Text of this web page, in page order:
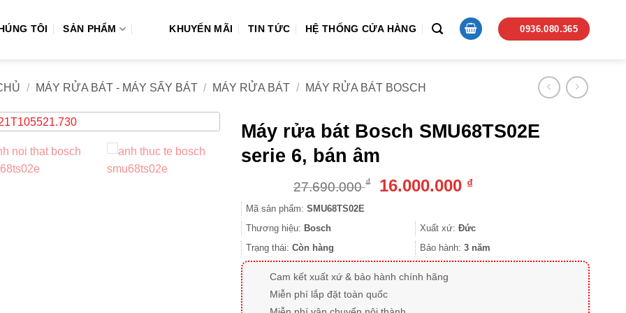
TÔI SẢN PHẨM KHUYẾN MÃI TIN TỨC HỆ THỐNG CỬA HÀNG 0936.080.365
/ MÁY RỬA BÁT - MÁY SẤY BÁT / MÁY RỬA BÁT / MÁY RỬA BÁT BOSCH
Máy rửa bát Bosch SMU68TS02E
serie 6, bán âm
27.690.000₫
Giá
27.690.000 ₫.
16.000.000 ₫Giá
là:
16.000.000 ₫.
Mã sản phẩm: SMU68TS02E
Thương hiệu: Bosch Xuất xứ:Đức
Trạng thái: Còn hàng Bảo hành:3 năm
Cam kết xuất xứ & bảo hành chính hãng
Miễn phí lắp đặt toàn quốc